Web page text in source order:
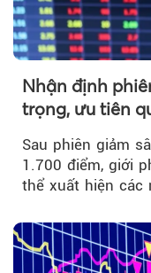
Nhận định
trọng, ưu tiên
Sau phiên giảm
1.700 điểm, giới
thể xuất hiện các